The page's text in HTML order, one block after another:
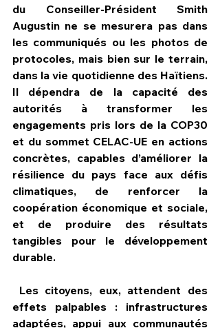
du Conseiller-Président Smith
Augustin ne se mesurera pas dans
les communiqués ou les photos de
protocoles, mais bien sur le terrain,
dans la vie quotidienne des Haïtiens.
Il dépendra de la capacité des
autorités à transformer les
engagements pris lors de la COP30
et du sommet CELAC-UE en actions
concrètes, capables d’améliorer la
résilience du pays face aux défis
climatiques, de renforcer la
coopération économique et sociale,
et de produire des résultats
tangibles pour le développement
durable.
effets palpables : infrastructures
adaptées, appui aux communautés